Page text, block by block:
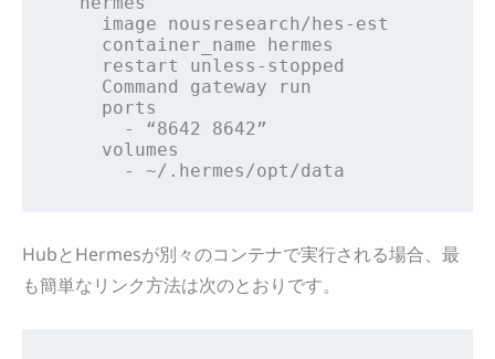
      - ~/.hermes/opt/data
HubとHermesが別々のコンテナで実行される場合、最
も簡単なリンク方法は次のとおりです。